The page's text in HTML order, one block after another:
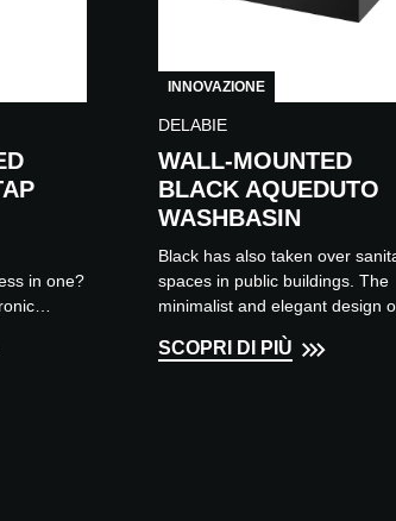
in one?
INNOVAZIONE
DELABIE
WALL-MOUNTED
BLACK AQUEDUTO
WASHBASIN
Black has also taken over
spaces in public buildings. The
minimalist and elegant design of
washbasin makes it a real dec...
SCOPRI DI PIÙ